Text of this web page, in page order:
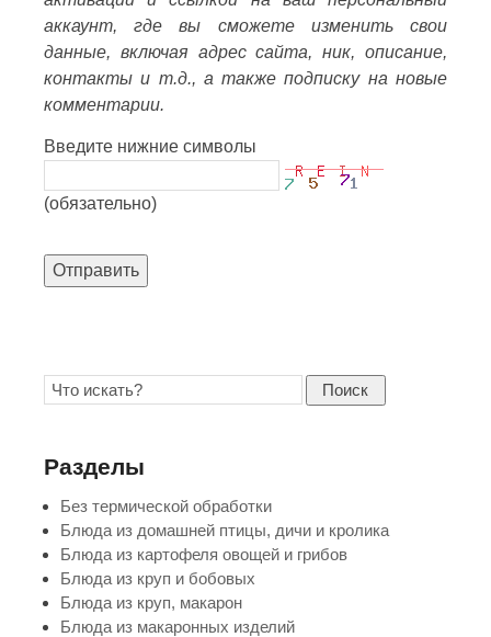
аккаунт, где вы сможете изменить свои
данные, включая адрес сайта, ник, описание,
контакты и т.д., а также подписку на новые
комментарии.
Введите нижние символы
(обязательно)
Отправить
Поиск
Разделы
Без термической обработки
Блюда из домашней птицы, дичи и кролика
Блюда из картофеля овощей и грибов
Блюда из круп и бобовых
Блюда из круп, макарон
Блюда из макаронных изделий